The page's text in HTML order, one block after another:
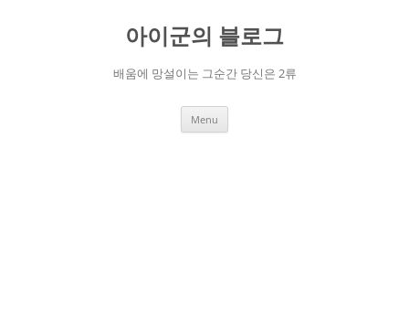
아이군의 블로그
배움에 망설이는 그순간 당신은 2류
Menu